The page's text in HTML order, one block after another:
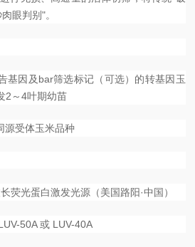
眼判别"。
基因及bar筛选标记（可选）的转基因玉
2～4叶期幼苗
源受体玉米品种
荧光蛋白激发光源（美国路阳·中国）
50A 或 LUV-40A